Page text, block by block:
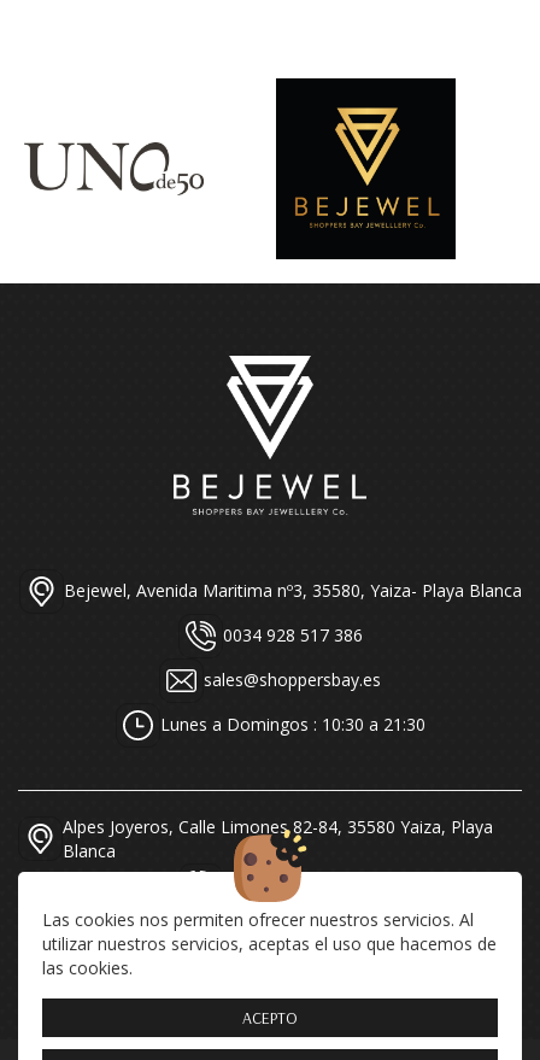
Las cookies nos permiten ofrecer nuestros servicios. Al
utilizar nuestros servicios, aceptas el uso que hacemos de
las cookies.
ACEPTO
Bejewel, Avenida Maritima nº3, 35580, Yaiza- Playa Blanca
0034 928 517 386
sales@shoppersbay.es
Lunes a Domingos : 10:30 a 21:30
Alpes Joyeros, Calle Limones 82-84, 35580 Yaiza, Playa
Blanca
0034 928 519 616
sales@alpesjoyeros.com